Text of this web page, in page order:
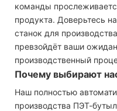
команды
продукта. Доверьтесь
станок для
превзойдёт ваши
производственный
Почему выбирают
Наш полностью
производства ПЭТ-